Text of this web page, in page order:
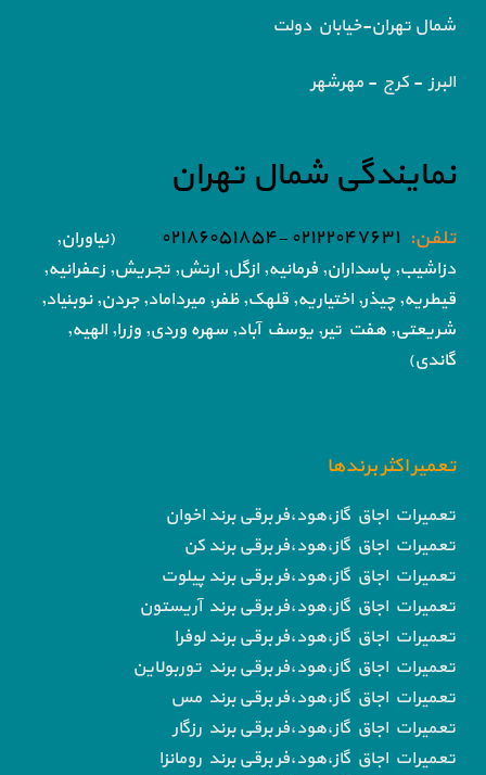
شمال تهران-خیابان دولت
البرز - کرج - مهرشهر
نمایندگی شمال تهران
تلفن: ۰۲۱۲۲۰۴۷۶۳۱ -۰۲۱۸۶۰۵۱۸۵۴
(نیاوران,
دزاشیب, پاسداران, فرمانیه, ازگل, ارتش, تجریش, زعفرانیه,
قیطریه, چیذر, اختیاریه, قلهک, ظفر, میرداماد, جردن, نوبنیاد,
شریعتی, هفت تیر, یوسف آباد, سهره وردی, وزرا, الهیه,
گاندی)
تعمیر اکثر برندها
تعمیرات اجاق گاز،هود،فر برقی برند اخوان
تعمیرات اجاق گاز،هود،فر برقی برند کن
تعمیرات اجاق گاز،هود،فر برقی برند پیلوت
تعمیرات اجاق گاز،هود،فر برقی برند آریستون
تعمیرات اجاق گاز،هود،فر برقی برند لوفرا
تعمیرات اجاق گاز،هود،فر برقی برند توربولاین
تعمیرات اجاق گاز،هود،فر برقی برند مس
تعمیرات اجاق گاز،هود،فر برقی برند رزگار
تعمیرات اجاق گاز،هود،فر برقی برند رومانزا